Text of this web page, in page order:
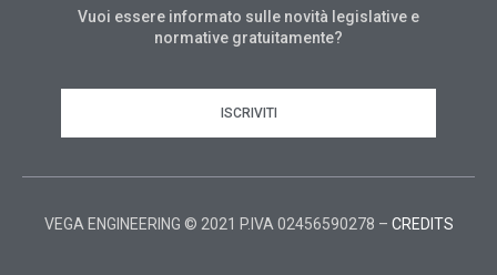
Vuoi essere informato sulle novità legislative e
normative gratuitamente?
ISCRIVITI
VEGA ENGINEERING © 2021 P.IVA 02456590278 – CREDITS